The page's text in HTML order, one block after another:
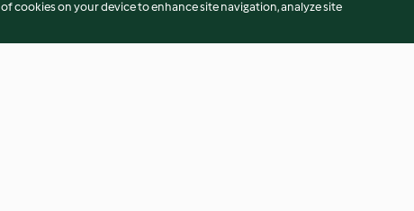
cookies on your device to enhance site navigation, analyze site